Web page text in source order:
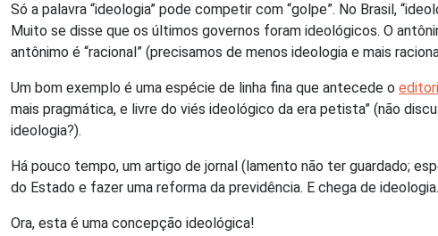
Só a palavra “ideologia” pode competir com “golpe”. No Brasil,
Muito se disse que os últimos governos foram ideológicos. O
antônimo é “racional” (precisamos de menos ideologia e mais
Um bom exemplo é uma espécie de linha fina que antecede o
mais pragmática, e livre do viés ideológico da era petista” (não
ideologia?).
Há pouco tempo, um artigo de jornal (lamento não ter guardado;
do Estado e fazer uma reforma da previdência. E chega de ideologia.
Ora, esta é uma concepção ideológica!